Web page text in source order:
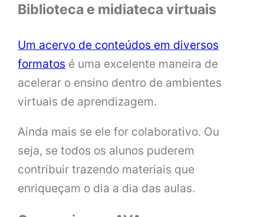
Biblioteca e midiateca virtuais
Um acervo de conteúdos em diversos
formatos é uma excelente maneira de
acelerar o ensino dentro de ambientes
virtuais de aprendizagem.
Ainda mais se ele for colaborativo. Ou
seja, se todos os alunos puderem
contribuir trazendo materiais que
enriqueçam o dia a dia das aulas.